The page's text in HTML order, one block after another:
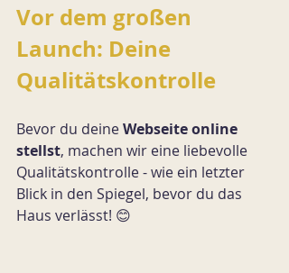
Vor dem großen
Launch: Deine
Qualitätskontrolle
Bevor du deine Webseite online
stellst, machen wir eine liebevolle
Qualitätskontrolle - wie ein letzter
Blick in den Spiegel, bevor du das
Haus verlässt! 😊